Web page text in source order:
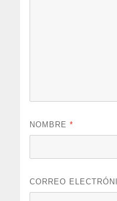
NOMBRE*
CORREO